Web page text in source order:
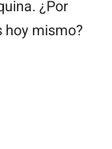
¿Por
hoy mismo?